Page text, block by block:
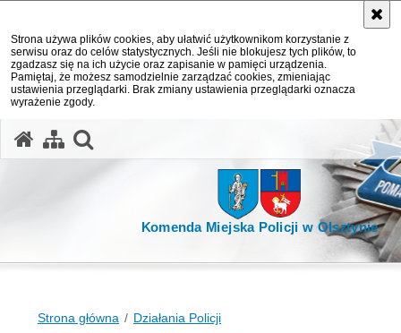
Strona używa plików cookies, aby ułatwić użytkownikom korzystanie z
serwisu oraz do celów statystycznych. Jeśli nie blokujesz tych plików, to
zgadzasz się na ich użycie oraz zapisanie w pamięci urządzenia.
Pamiętaj, że możesz samodzielnie zarządzać cookies, zmieniając
ustawienia przeglądarki. Brak zmiany ustawienia przeglądarki oznacza
wyrażenie zgody.
Komenda Miejska Policji w Olsztynie
Strona główna
Działania Policji